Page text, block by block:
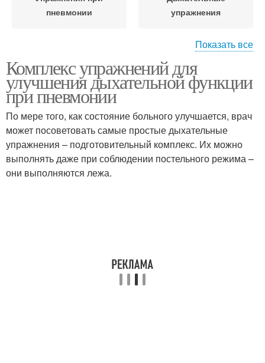
пневмонии
упражнения
Главные упражнения Упражнения для глаз
Упражнения при плохом
кровообращении
Упражнения для мозга
Рецепт для улучшения
Показать все
Комплекс упражнений для
улучшения дыхательной функции
при пневмонии
По мере того, как состояние больного улучшается, врач
может посоветовать самые простые дыхательные
упражнения – подготовительный комплекс. Их можно
выполнять даже при соблюдении постельного режима –
они выполняются лежа.